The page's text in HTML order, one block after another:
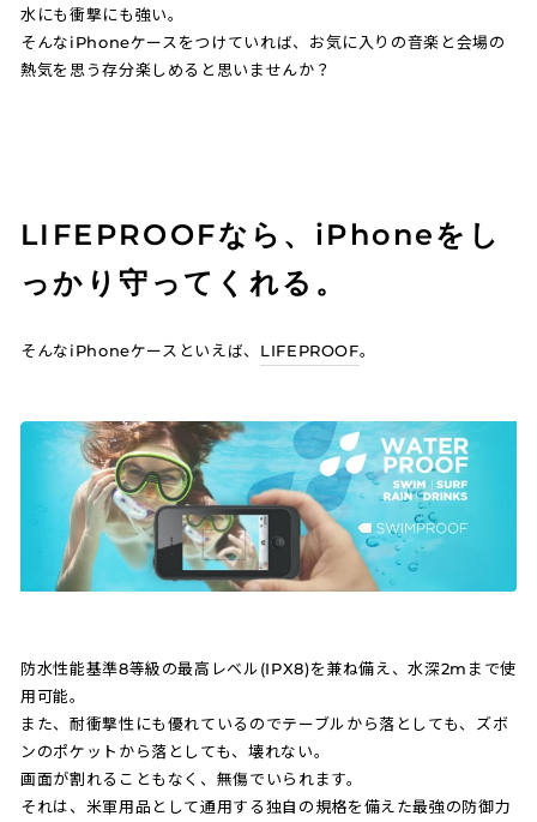
水にも衝撃にも強い。
そんなiPhoneケースをつけていれば、お気に入りの音楽と会場の
熱気を思う存分楽しめると思いませんか？
LIFEPROOFなら、iPhoneをし
っかり守ってくれる。
そんなiPhoneケースといえば、 LIFEPROOF。
防水性能基準8等級の最高レベル(IPX8)を兼ね備え、水深2mまで使
用可能。
また、耐衝撃性にも優れているのでテーブルから落としても、ズボ
ンのポケットから落としても、壊れない。
画面が割れることもなく、無傷でいられます。
それは、米軍用品として通用する独自の規格を備えた最強の防御力